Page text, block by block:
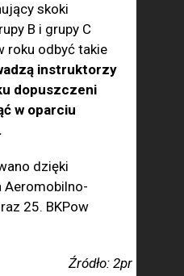
skoki
B i grupy C
roku odbyć takie
instruktorzy
dopuszczeni
w oparciu
dzięki
Aeromobilno-
25. BKPow
Źródło: 2pr